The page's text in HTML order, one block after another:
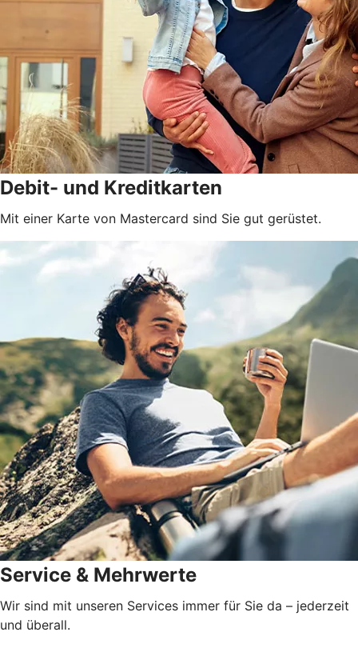
Debit- und Kreditkarten
Mit einer Karte von Mastercard sind Sie gut gerüstet.
Service & Mehrwerte
Wir sind mit unseren Services immer für Sie da – jederzeit
und überall.